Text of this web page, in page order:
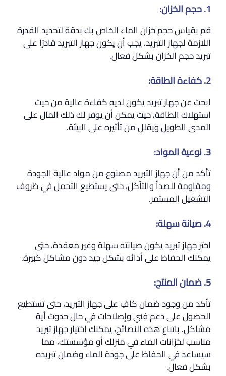
1. حجم الخزان:
قم بقياس حجم خزان الماء الخاص بك بدقة لتحديد القدرة
اللازمة لجهاز التبريد. يجب أن يكون جهاز التبريد قادرًا على
تبريد حجم الخزان بشكل فعال.
2. كفاءة الطاقة:
ابحث عن جهاز تبريد يكون لديه كفاءة عالية من حيث
استهلاك الطاقة، حيث يمكن أن يوفر لك ذلك المال على
المدى الطويل ويقلل من تأثيره على البيئة.
3. نوعية المواد:
تأكد من أن جهاز التبريد مصنوع من مواد عالية الجودة
ومقاومة للصدأ والتآكل، حتى يستطيع التحمل في ظروف
التشغيل المستمر.
4. صيانة سهلة:
اختر جهاز تبريد يكون صيانته سهلة وغير معقدة، حتى
يمكنك الحفاظ على أدائه بشكل جيد دون مشاكل كبيرة.
5. ضمان المنتج:
تأكد من وجود ضمان كافٍ على جهاز التبريد، حتى تستطيع
الحصول على دعم فني وإصلاحات في حال حدوث أية
مشاكل. باتباع هذه النصائح، يمكنك اختيار جهاز تبريد
مناسب لخزانات الماء في منزلك أو مؤسستك، مما
سيساعد في الحفاظ على جودة الماء وضمان تبريده
بشكل فعال.